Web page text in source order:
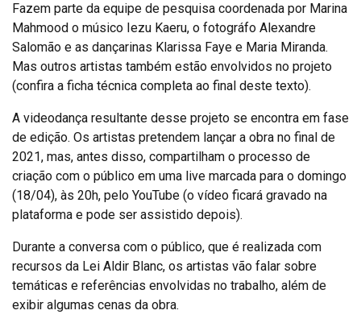
Fazem parte da equipe de pesquisa coordenada por Marina
Mahmood o músico Iezu Kaeru, o fotográfo Alexandre
Salomão e as dançarinas Klarissa Faye e Maria Miranda.
Mas outros artistas também estão envolvidos no projeto
(confira a ficha técnica completa ao final deste texto).
A videodança resultante desse projeto se encontra em fase
de edição. Os artistas pretendem lançar a obra no final de
2021, mas, antes disso, compartilham o processo de
criação com o público em uma live marcada para o domingo
(18/04), às 20h, pelo YouTube (o vídeo ficará gravado na
plataforma e pode ser assistido depois).
Durante a conversa com o público, que é realizada com
recursos da Lei Aldir Blanc, os artistas vão falar sobre
temáticas e referências envolvidas no trabalho, além de
exibir algumas cenas da obra.